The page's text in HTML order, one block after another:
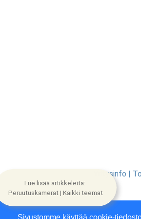
Yritysinfo |
Lue lisää artikkeleita:
Peruutuskamerat | Kaikki teemat